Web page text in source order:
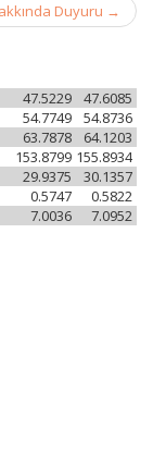
Duyuru →
47.6085
47.5229
54.8736
54.7749
64.1203
63.7878
155.8934
153.8799
30.1357
29.9375
0.5822
0.5747
7.0952
7.0036